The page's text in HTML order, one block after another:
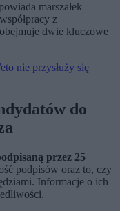
marszałek
z
dwie kluczowe
nie przysłuży się
do
przez 25
podpisów oraz to, czy
Informacje o ich